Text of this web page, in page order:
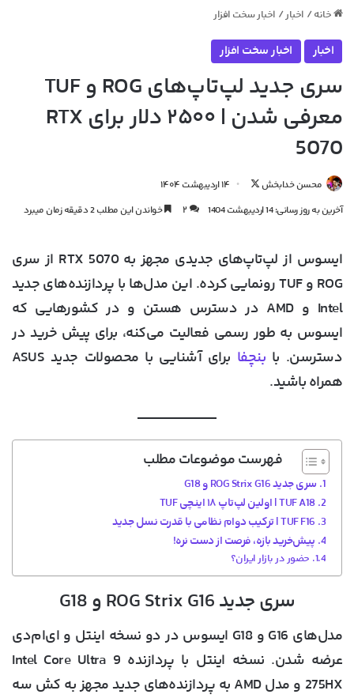
خانه / اخبار/ اخبار سخت افزار
اخبار اخبار سخت افزار
سری جدید لپ‌تاپ‌های ROG و TUF
معرفی شدن | ۲۵۰۰ دلار برای RTX
5070
محسن خدابخش
دنبال
کردن
۱۴ اردیبهشت ۱۴۰۴
آخرین به روز رسانی: 14 اردیبهشت 1404
۲ خواندن این مطلب 2 دقیقه زمان میبرد
ایسوس
از لپ‌تاپ‌های جدیدی مجهز به RTX 5070 از سری
ROG و TUF رونمایی کرده. این مدل‌ها با پردازنده‌های جدید
Intel وAMD در دسترس هستن و در کشورهایی که
ایسوس به طور رسمی فعالیت می‌کنه، برای پیش خرید در
دسترسن. با بنچفا
برای آشنایی با محصولات جدید ASUS
همراه باشید.
فهرست موضوعات مطلب
سری جدید ROG Strix G16 و G18
TUF A18 | اولین لپ‌تاپ ۱۸ اینچی TUF
TUF F16 | ترکیب دوام نظامی با قدرت نسل جدید
پیش‌خرید بازه، فرصت از دست نره!
حضور در بازار ایران؟
سری جدید ROG Strix G16 و G18
مدل‌های G16 و G18 ایسوس در دو نسخه اینتل و ای‌ام‌دی
عرضه شدن. نسخه اینتل با پردازنده Intel Core Ultra 9
275HX
و مدل AMD به پردازنده‌های جدید مجهز به کش سه